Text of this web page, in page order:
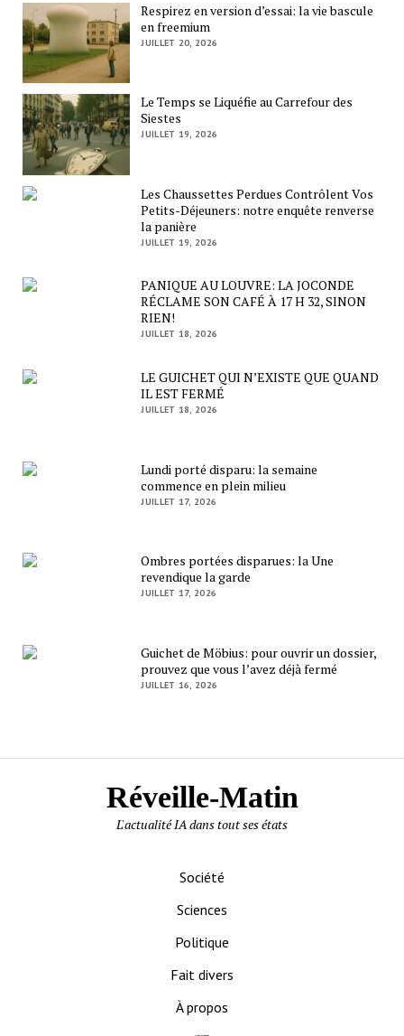
Respirez en version d’essai: la vie bascule
en freemium
JUILLET 20, 2026
Le Temps se Liquéfie au Carrefour des
Siestes
JUILLET 19, 2026
Les Chaussettes Perdues Contrôlent Vos
Petits-Déjeuners: notre enquête renverse
la panière
JUILLET 19, 2026
PANIQUE AU LOUVRE: LA JOCONDE
RÉCLAME SON CAFÉ À 17 H 32, SINON
RIEN!
JUILLET 18, 2026
LE GUICHET QUI N’EXISTE QUE QUAND
IL EST FERMÉ
JUILLET 18, 2026
Lundi porté disparu: la semaine
commence en plein milieu
JUILLET 17, 2026
Ombres portées disparues: la Une
revendique la garde
JUILLET 17, 2026
Guichet de Möbius: pour ouvrir un dossier,
prouvez que vous l’avez déjà fermé
JUILLET 16, 2026
Réveille-Matin
L'actualité IA dans tout ses états
Société
Sciences
Politique
Fait divers
À propos